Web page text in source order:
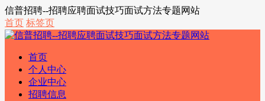
信普招聘--招聘应聘面试技巧面试方法专题网站
首页 标签页
首页
个人中心
企业中心
招聘信息